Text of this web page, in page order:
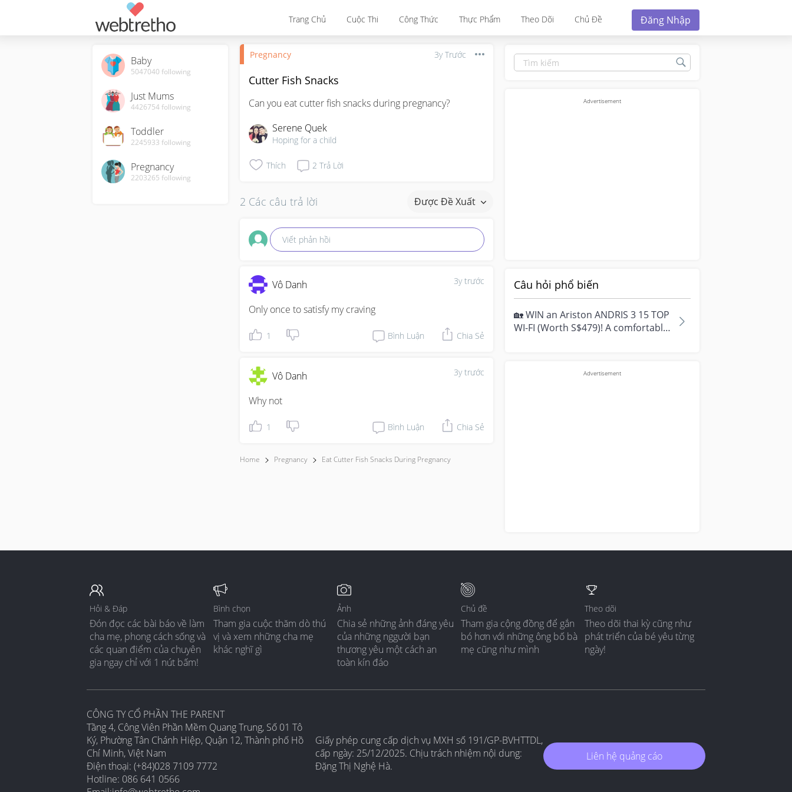
Trang Chủ Cuộc Thi Công Thức Thực Phẩm Theo Dõi Chủ Đề Đăng Nhập
Baby
5047040 following
Just Mums
4426754following
Toddler
2245933 following
Pregnancy
2203265 following
Pregnancy 3y Trước
Cutter Fish Snacks
Can you eat cutter fish snacks during pregnancy?
Serene Quek
Hoping for a child
Thích 2 Trả Lời
2 Các câu trả lời Được Đề Xuất
Viết phản hồi
3y trước
Vô Danh
Only once to satisfy my craving
1 Bình Luận Chia Sẻ
3y trước
Vô Danh
Why not
1 Bình Luận Chia Sẻ
Home Pregnancy Eat Cutter Fish Snacks During Pregnancy
Câu hỏi phổ biến
🏡 WIN an Ariston ANDRIS 3 15 TOP
WI-FI (Worth S$479)! A comfortable
Hỏi & Đáp
Đón đọc các bài báo về làm
cha mẹ, phong cách sống và
các quan điểm của chuyên
gia ngay chỉ với 1 nút bấm!
Bình chọn
Tham gia cuộc thăm dò thú
vị và xem những cha mẹ
khác nghĩ gì
Ảnh
Chia sẻ những ảnh đáng yêu
của những nggười bạn
thương yêu một cách an
toàn kín đáo
Chủ đề
Tham gia cộng đồng để gắn
bó hơn với những ông bố bà
mẹ cũng như mình
Theo dõi
Theo dõi thai kỳ cũng như
phát triển của bé yêu từng
ngày!
CÔNG TY CỔ PHẦN THE PARENT
Tầng 4, Công Viên Phần Mềm Quang Trung, Số 01 Tô
Ký, Phường Tân Chánh Hiệp, Quận 12, Thành phố Hồ
Chí Minh, Việt Nam
Điện thoại: (+84)028 7109 7772
Hotline: 086 641 0566
Giấy phép cung cấp dịch vụ MXH số 191/GP-BVHTTDL,
cấp ngày: 25/12/2025. Chịu trách nhiệm nội dung:
Đặng Thị Nghệ Hà.
Liên hệ quảng cáo